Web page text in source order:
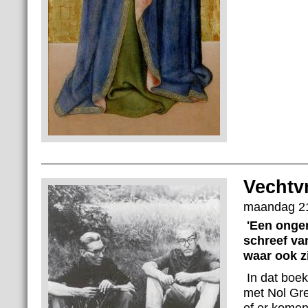
maandag
'Een
schreef
waar ook
In dat
met Nol